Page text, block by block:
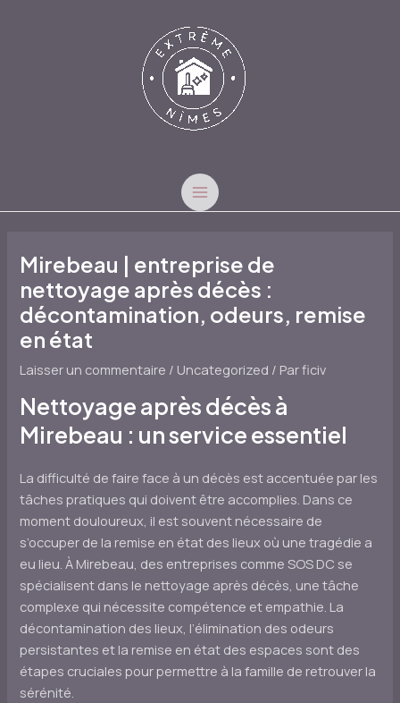
MAIN
Mirebeau | entreprise de
nettoyage après décès :
décontamination, odeurs, remise
en état
Laisser un commentaire / Uncategorized / Parficiv
Nettoyage après décès à
Mirebeau : un service essentiel
La difficulté de faire face à un décès est accentuée par les
tâches pratiques qui doivent être accomplies. Dans ce
moment douloureux, il est souvent nécessaire de
s’occuper de la remise en état des lieux où une tragédie a
eu lieu. À Mirebeau, des entreprises comme SOS DC se
spécialisent dans le nettoyage après décès, une tâche
complexe qui nécessite compétence et empathie. La
décontamination des lieux, l’élimination des odeurs
persistantes et la remise en état des espaces sont des
étapes cruciales pour permettre à la famille de retrouver la
sérénité.